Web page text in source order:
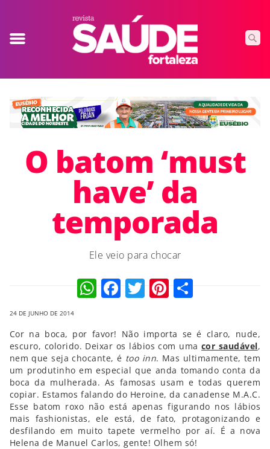
O batom ‘must
have’ da
temporada
Ele veio para chocar
WhatsApp
Facebook
TwitterPinterest
24 DE JUNHO DE 2014
Cor na boca, por favor! Não importa se é claro, nude,
escuro, colorido. Deixar os lábios com uma cor saudável,
nem que seja chocante, é too inn. Mas ultimamente, tem
um produtinho em especial que anda tomando conta da
boca da mulherada. As famosas usam e todas querem
copiar. Estamos falando do Heroine, da canadense M.A.C.
Esse batom roxo não está apenas figurando nos lábios
mais fashionistas, ele está, de fato, protagonizando e
desfilando em muito tapete vermelho por aí. É a nova
Helena de Manuel Carlos, gente! Olhem só!